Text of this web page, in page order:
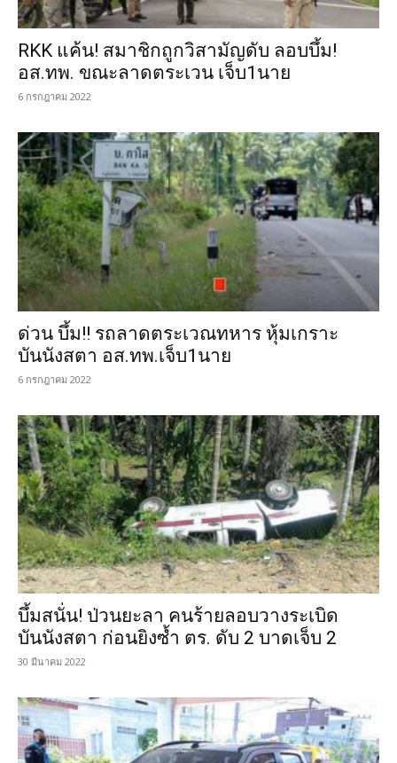
RKK แค้น! สมาชิกถูกวิสามัญดับ ลอบบึ้ม!
อส.ทพ. ขณะลาดตระเวน เจ็บ1นาย
6 กรกฎาคม 2022
ด่วน บึ้ม!! รถลาดตระเวณทหาร หุ้มเกราะ
บันนังสตา อส.ทพ.เจ็บ1นาย
6 กรกฎาคม 2022
บึ้มสนั่น! ป่วนยะลา คนร้ายลอบวางระเบิด
บันนังสตา ก่อนยิงซ้ำ ตร. ดับ 2 บาดเจ็บ 2
30 มีนาคม 2022